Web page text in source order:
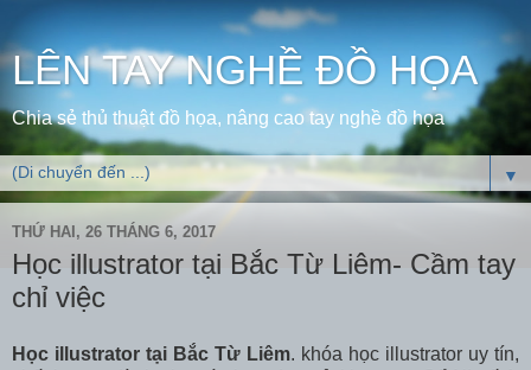
LÊN TAY NGHỀ ĐỒ HỌA
Chia sẻ thủ thuật đồ họa, nâng cao tay nghề đồ họa
▼
THỨ HAI, 26 THÁNG 6, 2017
Học illustrator tại Bắc Từ Liêm- Cầm tay
chỉ việc
Học illustrator tại Bắc Từ Liêm. khóa học illustrator uy tín,